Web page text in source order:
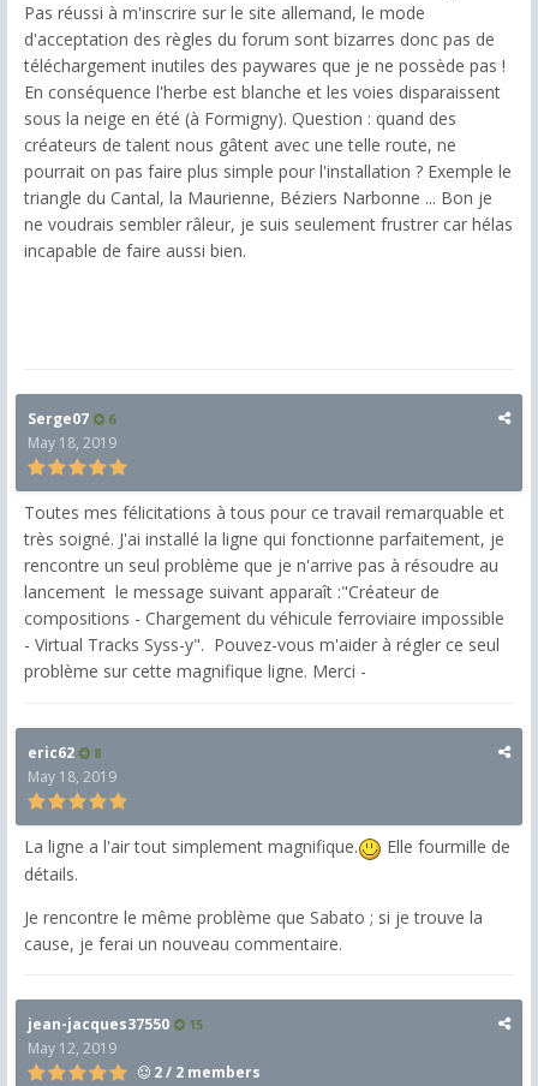
Pas réussi à m'inscrire sur le site allemand, le mode
d'acceptation des règles du forum sont bizarres donc pas de
téléchargement inutiles des paywares que je ne possède pas !
En conséquence l'herbe est blanche et les voies disparaissent
sous la neige en été (à Formigny). Question : quand des
créateurs de talent nous gâtent avec une telle route, ne
pourrait on pas faire plus simple pour l'installation ? Exemple le
triangle du Cantal, la Maurienne, Béziers Narbonne ... Bon je
ne voudrais sembler râleur, je suis seulement frustrer car hélas
incapable de faire aussi bien.
Serge07 6
May 18, 2019
Toutes mes félicitations à tous pour ce travail remarquable et
très soigné. J'ai installé la ligne qui fonctionne parfaitement, je
rencontre un seul problème que je n'arrive pas à résoudre au
lancement le message suivant apparaît :"Créateur de
compositions - Chargement du véhicule ferroviaire impossible
- Virtual Tracks Syss-y". Pouvez-vous m'aider à régler ce seul
problème sur cette magnifique ligne. Merci -
eric62 8
May 18, 2019
La ligne a l'air tout simplement magnifique.
Elle fourmille de
détails.
Je rencontre le même problème que Sabato ; si je trouve la
cause, je ferai un nouveau commentaire.
jean-jacques37550 15
May 12, 2019
2 / 2 members